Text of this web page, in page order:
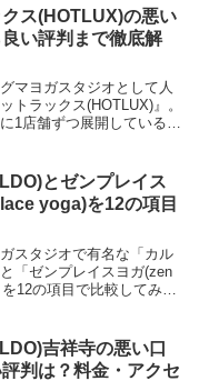
境」「5.プログラム」「...
ス(HOTLUX)の悪い
い評判まで徹底解
マヨガスタジオとして人
トラックス(HOTLUX)』。
1店舗ずつ展開しているホ
良い口コミから悪い評判
...
とゼンプレイス
yoga)を12の項目
スタジオで有名な「カル
「ゼンプレイスヨガ(zen
12の項目で比較してみま
間」「4.ス...
吉祥寺の悪い口
判は？料金・アクセ